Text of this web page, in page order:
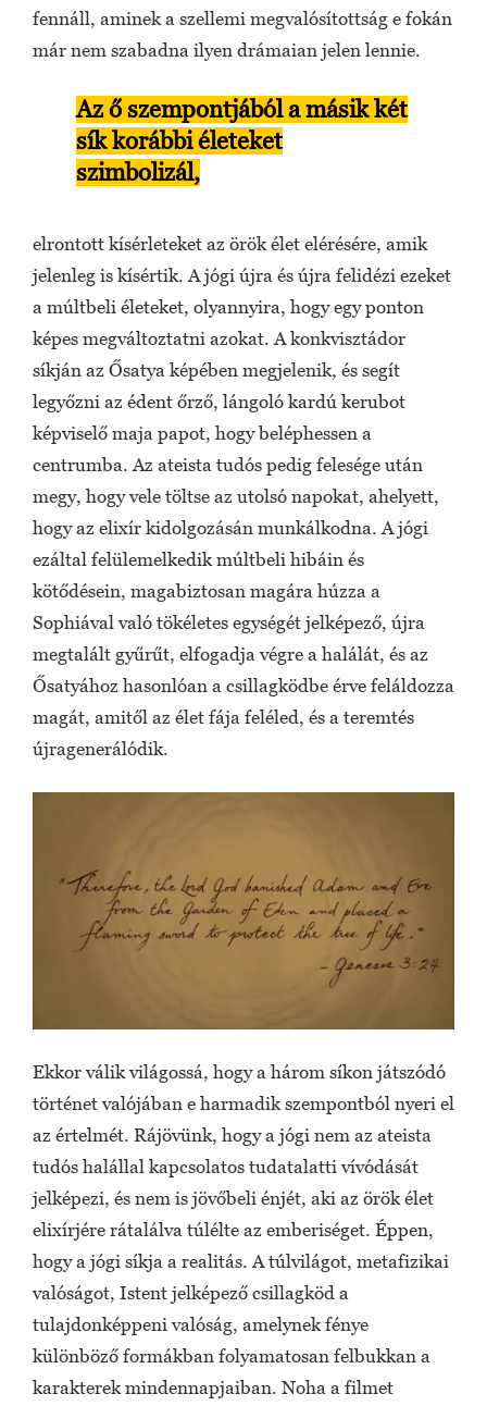
fennáll, aminek a szellemi megvalósítottság e fokán
már nem szabadna ilyen drámaian jelen lennie.
Az ő szempontjából a másik két
sík korábbi életeket
szimbolizál,
elrontott kísérleteket az örök élet elérésére, amik
jelenleg is kísértik. A jógi újra és újra felidézi ezeket
a múltbeli életeket, olyannyira, hogy egy ponton
képes megváltoztatni azokat. A konkvisztádor
síkján az Ősatya képében megjelenik, és segít
legyőzni az édent őrző, lángoló kardú kerubot
képviselő maja papot, hogy beléphessen a
centrumba. Az ateista tudós pedig felesége után
megy, hogy vele töltse az utolsó napokat, ahelyett,
hogy az elixír kidolgozásán munkálkodna. A jógi
ezáltal felülemelkedik múltbeli hibáin és
kötődésein, magabiztosan magára húzza a
Sophiával való tökéletes egységét jelképező, újra
megtalált gyűrűt, elfogadja végre a halálát, és az
Ősatyához hasonlóan a csillagködbe érve feláldozza
magát, amitől az élet fája feléled, és a teremtés
újragenerálódik.
Ekkor válik világossá, hogy a három síkon játszódó
történet valójában e harmadik szempontból nyeri el
az értelmét. Rájövünk, hogy a jógi nem az ateista
tudós halállal kapcsolatos tudatalatti vívódását
jelképezi, és nem is jövőbeli énjét, aki az örök élet
elixírjére rátalálva túlélte az emberiséget. Éppen,
hogy a jógi síkja a realitás. A túlvilágot, metafizikai
valóságot, Istent jelképező csillagköd a
tulajdonképpeni valóság, amelynek fénye
különböző formákban folyamatosan felbukkan a
karakterek mindennapjaiban. Noha a filmet